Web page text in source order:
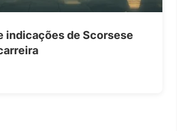
indicações de Scorsese